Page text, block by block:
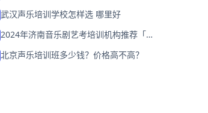
武汉声乐培训学校怎样选 哪里好
2024年济南音乐剧艺考培训机构推荐「考
北京声乐培训班多少钱？价格高不高？